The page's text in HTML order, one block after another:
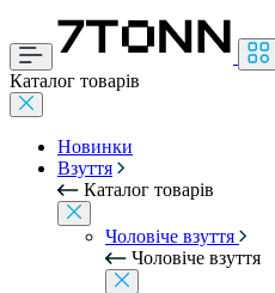
Каталог товарів
Новинки
Взуття
Каталог товарів
Чоловіче взуття
Чоловіче взуття